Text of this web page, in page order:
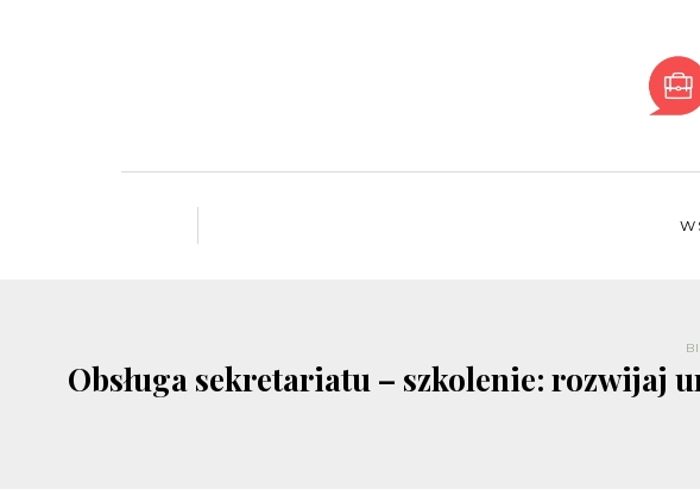
Obsługa sekretariatu – szkolenie: rozwijaj